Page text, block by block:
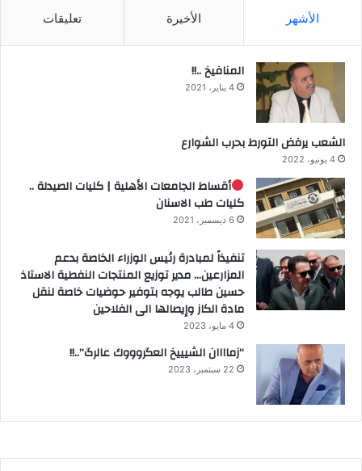
الأشهر الأخيرة تعليقات
المنافيخ ..!!
4 يناير، 2021
الشعب يرفض التورط بحرب الشوارع
4 يونيو، 2022
أقساط الجامعات الأهلية | كليات الصيدلة ..
كليات طب الاسنان
6 ديسمبر، 2021
تنفيذاً لمبادرة رئيس الوزراء الخاصة بدعم
المزارعين… مدير توزيع المنتجات النفطية الاستاذ
حسين طالب يوجه بتوفير حوضيات خاصة لنقل
مادة الكاز وإيصالها الى الفلاحين
4 مايو، 2023
“زماااان الشيييخ العگروووك عالرگ”..!!
22 سبتمبر، 2023